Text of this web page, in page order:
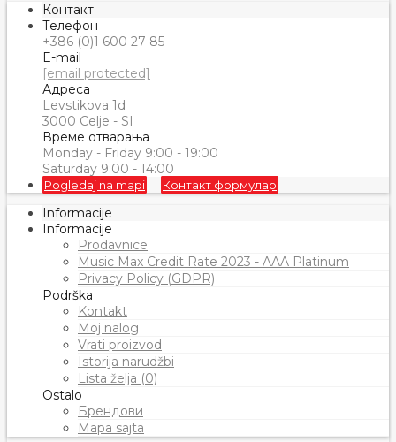
Контакт
Телефон
+386 (0)1 600 27 85
E-mail
[email protected]
Адреса
Levstikova 1d
3000 Celje - SI
Време отварања
Monday - Friday 9:00 - 19:00
Saturday 9:00 - 14:00
Pogledaj na mapi Контакт формулар
Informacije
Informacije
Prodavnice
Music Max Credit Rate 2023 - AAA Platinum
Privacy Policy (GDPR)
Podrška
Kontakt
Moj nalog
Vrati proizvod
Istorija narudžbi
Lista želja (0)
Ostalo
Брендови
Mapa sajta